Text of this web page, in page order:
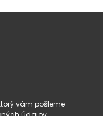
vám pošleme